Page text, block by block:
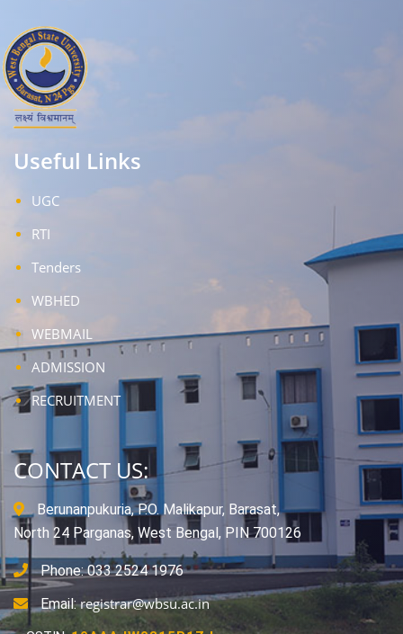
Useful Links
UGC
RTI
Tenders
WBHED
WEBMAIL
ADMISSION
RECRUITMENT
CONTACT US:
Berunanpukuria, P.O. Malikapur, Barasat,
North 24 Parganas, West Bengal, PIN 700126
Phone: 033 2524 1976
Email:registrar@wbsu.ac.in